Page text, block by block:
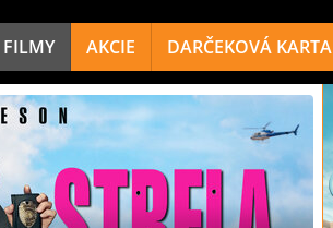
FILMY AKCIE DARČEKOVÁ KARTA